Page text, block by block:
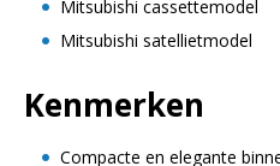
Mitsubishi cassettemodel
Mitsubishi satellietmodel
Kenmerken
Compacte en elegante